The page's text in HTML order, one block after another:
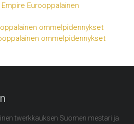
Empire Eurooppalainen
ommelpidennykset
ommelpidennykset
twerkkauksen Suomen mestari ja